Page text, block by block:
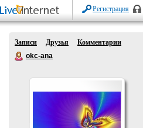
Регистрация
Записи Друзья
Комментарии
okc-ana